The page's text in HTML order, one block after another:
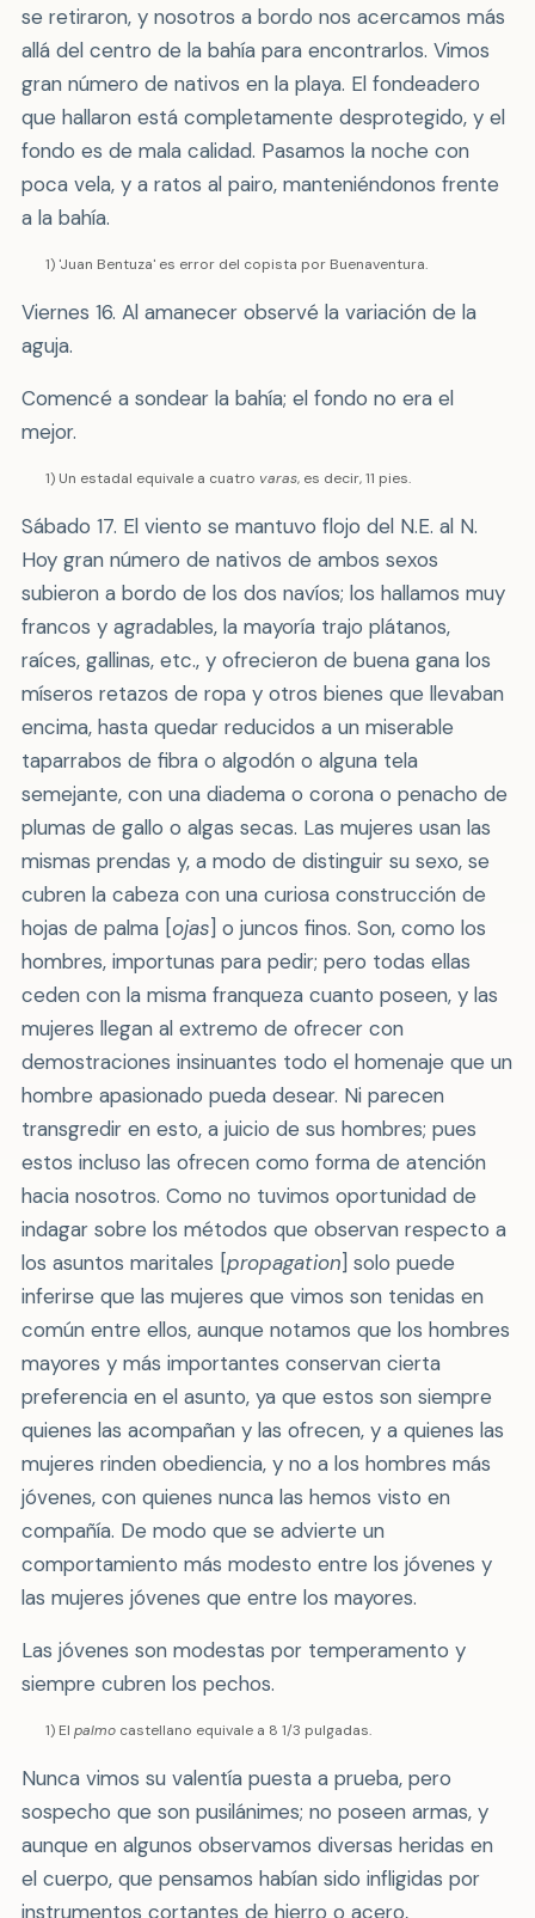
se retiraron, y nosotros a bordo nos acercamos más
allá del centro de la bahía para encontrarlos. Vimos
gran número de nativos en la playa. El fondeadero
que hallaron está completamente desprotegido, y el
fondo es de mala calidad. Pasamos la noche con
poca vela, y a ratos al pairo, manteniéndonos frente
a la bahía.
1) 'Juan Bentuza' es error del copista por Buenaventura.
Viernes 16. Al amanecer observé la variación de la
aguja.
Comencé a sondear la bahía; el fondo no era el
mejor.
1) Un estadal equivale a cuatro varas, es decir, 11 pies.
Sábado 17. El viento se mantuvo flojo del N.E. al N.
Hoy gran número de nativos de ambos sexos
subieron a bordo de los dos navíos; los hallamos muy
francos y agradables, la mayoría trajo plátanos,
raíces, gallinas, etc., y ofrecieron de buena gana los
míseros retazos de ropa y otros bienes que llevaban
encima, hasta quedar reducidos a un miserable
taparrabos de fibra o algodón o alguna tela
semejante, con una diadema o corona o penacho de
plumas de gallo o algas secas. Las mujeres usan las
mismas prendas y, a modo de distinguir su sexo, se
cubren la cabeza con una curiosa construcción de
hojas de palma [ojas] o juncos finos. Son, como los
hombres, importunas para pedir; pero todas ellas
ceden con la misma franqueza cuanto poseen, y las
mujeres llegan al extremo de ofrecer con
demostraciones insinuantes todo el homenaje que un
hombre apasionado pueda desear. Ni parecen
transgredir en esto, a juicio de sus hombres; pues
estos incluso las ofrecen como forma de atención
hacia nosotros. Como no tuvimos oportunidad de
indagar sobre los métodos que observan respecto a
los asuntos maritales [propagation] solo puede
inferirse que las mujeres que vimos son tenidas en
común entre ellos, aunque notamos que los hombres
mayores y más importantes conservan cierta
preferencia en el asunto, ya que estos son siempre
quienes las acompañan y las ofrecen, y a quienes las
mujeres rinden obediencia, y no a los hombres más
jóvenes, con quienes nunca las hemos visto en
compañía. De modo que se advierte un
comportamiento más modesto entre los jóvenes y
las mujeres jóvenes que entre los mayores.
Las jóvenes son modestas por temperamento y
siempre cubren los pechos.
1) El palmocastellano equivale a 8 1/3 pulgadas.
Nunca vimos su valentía puesta a prueba, pero
sospecho que son pusilánimes; no poseen armas, y
aunque en algunos observamos diversas heridas en
el cuerpo, que pensamos habían sido infligidas por
instrumentos cortantes de hierro o acero,